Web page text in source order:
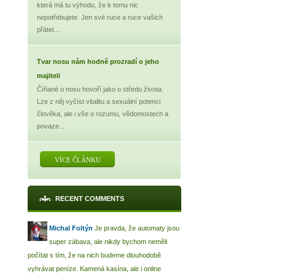
která má tu výhodu, že k tomu nic
nepotřebujete. Jen své ruce a ruce vašich
přátel....
Tvar nosu nám hodně prozradí o jeho
majiteli
Číňané o nosu hovoří jako o středu života.
Lze z něj vyčíst vitalitu a sexuální potenci
člověka, ale i vše o rozumu, vědomostech a
povaze...
VÍCE ČLÁNKU
RECENT COMMENTS
Michal Foltýn Je pravda, že automaty jsou
super zábava, ale nikdy bychom neměli
počítat s tím, že na nich budeme dlouhodobě
vyhrávat peníze. Kamená kasína, ale i online